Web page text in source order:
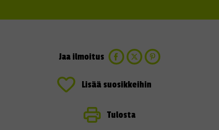
Jaa ilmoitus
Lisää suosikkeihin
Tulosta